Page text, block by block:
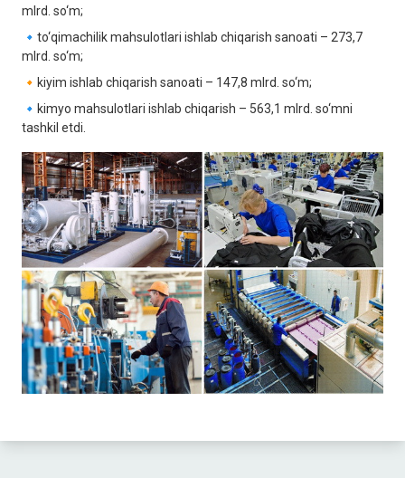
mlrd. so‘m;
🔹to‘qimachilik mahsulotlari ishlab chiqarish sanoati – 273,7
mlrd. so‘m;
🔸kiyim ishlab chiqarish sanoati – 147,8 mlrd. so‘m;
🔹kimyo mahsulotlari ishlab chiqarish – 563,1 mlrd. so‘mni
tashkil etdi.